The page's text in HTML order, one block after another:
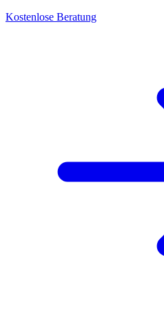
Kostenlose Beratung